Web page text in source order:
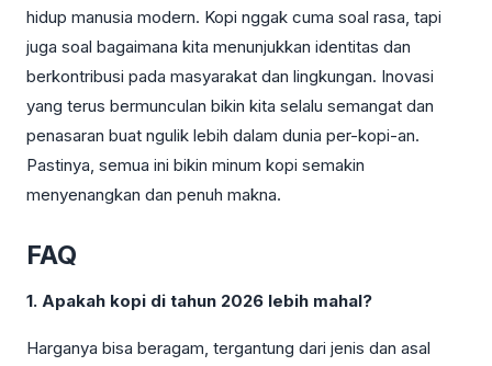
hidup manusia modern. Kopi nggak cuma soal rasa, tapi
juga soal bagaimana kita menunjukkan identitas dan
berkontribusi pada masyarakat dan lingkungan. Inovasi
yang terus bermunculan bikin kita selalu semangat dan
penasaran buat ngulik lebih dalam dunia per-kopi-an.
Pastinya, semua ini bikin minum kopi semakin
menyenangkan dan penuh makna.
FAQ
1. Apakah kopi di tahun 2026 lebih mahal?
Harganya bisa beragam, tergantung dari jenis dan asal